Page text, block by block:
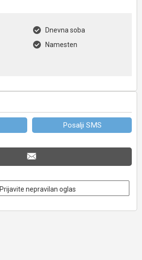
Dnevna soba
Namesten
Posalji SMS
Prijavite nepravilan oglas